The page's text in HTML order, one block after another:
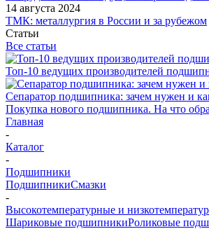
14 августа 2024
ТМК: металлургия в России и за рубежом
Статьи
Все статьи
Топ-10 ведущих производителей
Сепаратор подшипника: зачем нужен и
Покупка нового подшипника. На что
Главная
-
Каталог
-
Подшипники
ПодшипникиСмазки
-
Высокотемпературные и
Шариковые подшипникиРоликовые